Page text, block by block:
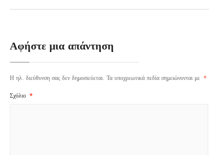
Αφήστε μια απάντηση
Η ηλ. διεύθυνση σας δεν δημοσιεύεται. Τα υποχρεωτικά πεδία σημειώνονται με *
Σχόλιο *